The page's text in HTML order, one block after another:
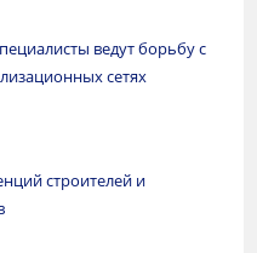
ведут борьбу с
сетях
строителей и